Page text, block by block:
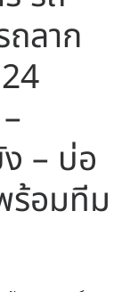
ลาก
– บ่อ
ร้อมทีม